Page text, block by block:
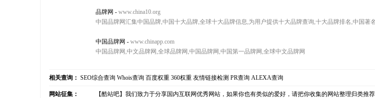
品牌网 - www.china10.org
中国品牌网汇集中国品牌,中国十大品牌,全球十大品牌信息,为用户提供十大品牌查询,十大品牌排名,中国著
中国品牌网 - www.chinapp.com
中国品牌网,中文品牌网,全球品牌网,中国品牌网,中国第一品牌网,全球中文品牌网
相关查询： SEO综合查询 Whois查询 百度权重 360权重 友情链接检测 PR查询 ALEXA查询
网站征集：
【酷站吧】我们致力于分享国内互联网优秀网站，如果你也有类似的爱好，请把你收集的网站整理归类推